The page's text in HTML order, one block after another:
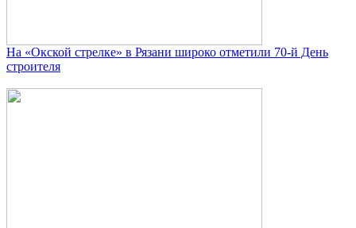
На «Окской стрелке» в Рязани широко отметили 70-й День
строителя